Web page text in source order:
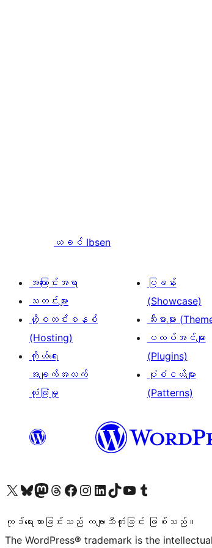
ယခင် Ibsen
အကြောင်းအရာ
သတင်းများ
ဟို့စတင်းစနစ်
(Hosting)
ကိုယ်ရေး
အချက်အလက်
လုံခြုံမှု
ပြခန်း
(Showcase)
သီးမားများ
ပလပ်အင်များ
(Plugins)
ပုံစံငယ်များ
(Patterns)
ကျွန်ုပ်တို့၏ X (ယခင် Twitter) အကောင့်သို့ သွားရောက်ကြည့်ရှုပါကျွန်ုပ်တို့၏ Bluesky အကောင့်သို့ ဝင်ရောက်ကြည့်ရှုရန်
ကျွန်ုပ်တို့၏ Mastodon အကောင့်သို့ သွားရောက်ကြည့်ရှုပါကျွန်ုပ်တို့၏ Threads အကောင့်သို့ ဝင်ရောက်ကြည့်ရှုရန်
ကျွန်ုပ်တို့၏ Facebook စာမျက်နှာသို့ သွားရောက်ကြည့်ရှုပါကျွန်ုပ်တို့၏ Instagram အကောင့်သို့ သွားရောက်ကြည့်ရှုပါ ကျွန်ုပ်တို့၏ LinkedIn အကောင့်သို့ သွားရောက်ကြည့်ရှုပါကျွန်ုပ်တို့၏ TikTok အကောင့်သို့ ဝင်ရောက်ကြည့်ရှုရန်
ကျွန်ုပ်တို့၏ YouTube ချန်နယ်သို့ သွားရောက်ကြည့်ရှုပါ ကျွန်ုပ်တို့၏ Tumblr အကောင့်သို့ ဝင်ရောက်ကြည့်ရှုရန်
ကုဒ်ရေးသားခြင်းသည် ကဗျာသီကုံးခြင်း ဖြစ်သည်။
The WordPress® trademark is the